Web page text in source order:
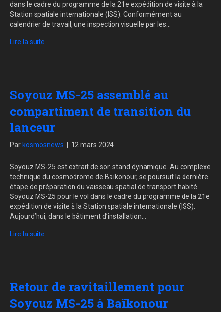
dans le cadre du programme de la 21e expédition de visite à la
Station spatiale internationale (ISS). Conformément au
calendrier de travail, une inspection visuelle par les…
Lire la suite
Soyouz MS-25 assemblé au
compartiment de transition du
lanceur
Par kosmosnews 12 mars 2024
Soyouz MS-25 est extrait de son stand dynamique. Au complexe
technique du cosmodrome de Baïkonour, se poursuit la dernière
étape de préparation du vaisseau spatial de transport habité
Soyouz MS-25 pour le vol dans le cadre du programme de la 21e
expédition de visite à la Station spatiale internationale (ISS).
Aujourd’hui, dans le bâtiment d’installation…
Lire la suite
Retour de ravitaillement pour
Soyouz MS-25 à Baïkonour